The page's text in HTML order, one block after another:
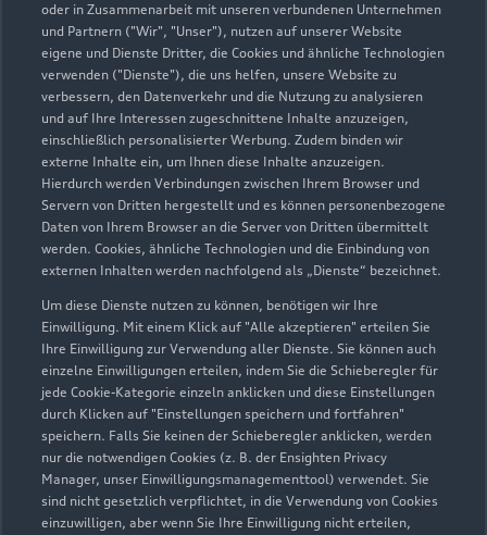
oder in Zusammenarbeit mit unseren verbundenen Unternehmen
und Partnern ("Wir", "Unser"), nutzen auf unserer Website
eigene und Dienste Dritter, die Cookies und ähnliche Technologien
verwenden ("Dienste"), die uns helfen, unsere Website zu
verbessern, den Datenverkehr und die Nutzung zu analysieren
und auf Ihre Interessen zugeschnittene Inhalte anzuzeigen,
einschließlich personalisierter Werbung. Zudem binden wir
externe Inhalte ein, um Ihnen diese Inhalte anzuzeigen.
Hierdurch werden Verbindungen zwischen Ihrem Browser und
Servern von Dritten hergestellt und es können personenbezogene
Daten von Ihrem Browser an die Server von Dritten übermittelt
werden. Cookies, ähnliche Technologien und die Einbindung von
externen Inhalten werden nachfolgend als „Dienste“ bezeichnet.
Um diese Dienste nutzen zu können, benötigen wir Ihre
Einwilligung. Mit einem Klick auf "Alle akzeptieren" erteilen Sie
Ihre Einwilligung zur Verwendung aller Dienste. Sie können auch
einzelne Einwilligungen erteilen, indem Sie die Schieberegler für
jede Cookie-Kategorie einzeln anklicken und diese Einstellungen
durch Klicken auf "Einstellungen speichern und fortfahren"
speichern. Falls Sie keinen der Schieberegler anklicken, werden
nur die notwendigen Cookies (z. B. der Ensighten Privacy
Manager, unser Einwilligungsmanagementtool) verwendet. Sie
sind nicht gesetzlich verpflichtet, in die Verwendung von Cookies
einzuwilligen, aber wenn Sie Ihre Einwilligung nicht erteilen,
Ein Service der AUTOHAUSEN® AG, In der Spöck 4, 77656
Offenburg in Kooperation mit unseren Audi Partnern.
Der gezeigte Ankaufswert spiegelt den aktuellen Ankaufswert
Ihres Gebrauchten für den Ankauf oder die Inzahlungnahme
durch den Händler wider. Wir nutzen dafür sowohl DAT
Marktdaten als auch aktuelle Marktpreise. Der gezeigte Wert
dient zur Orientierung - Wert beeinflussende
Regionalfaktoren, Sonderausstattungen und der individuelle
Zustand Ihres Fahrzeugs können hier nicht vollends
berücksichtigt werden. Aus diesen Gründen kann die
endgültige Bewertung erst nach einer Prüfung des Fahrzeugs
durch den Audi Partner bzw. einen Kfz-Sachverständigen
erfolgen.
Ein Angebot der Audi Leasing, Zweigniederlassung der
Volkswagen Leasing GmbH, Gifhorner Str. 57, 38112
Braunschweig, für Privatkunden und gewerbliche
Einzelabnehmer.
Diese Leistung umfasst den Anspruch auf eine begrenzte